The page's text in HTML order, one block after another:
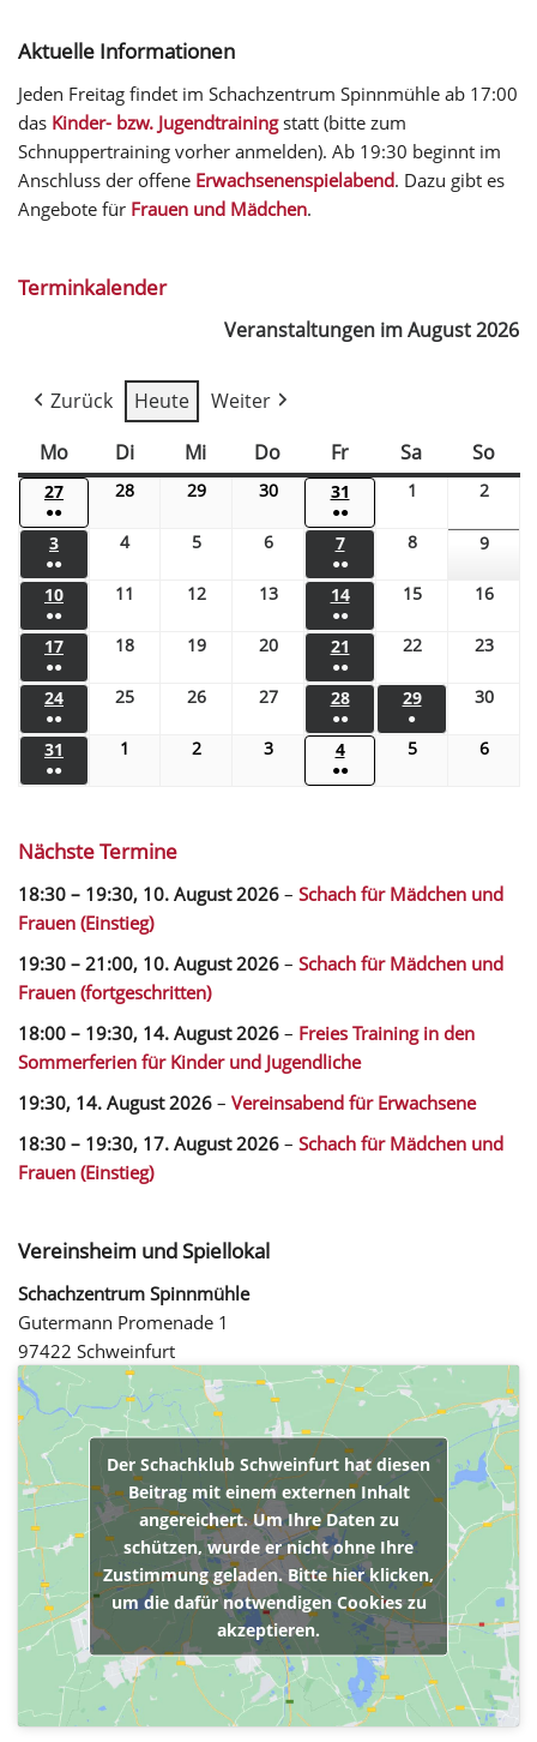
Aktuelle Informationen
Jeden Freitag findet im Schachzentrum Spinnmühle ab 17:00
das Kinder- bzw. Jugendtrainingstatt (bitte zum
Schnuppertraining vorher anmelden). Ab 19:30 beginnt im
Anschluss der offene Erwachsenenspielabend. Dazu gibt es
Angebote für Frauen und Mädchen.
Terminkalender
Veranstaltungen im August 2026
Zurück Heute
Weiter
Mo
Di Mi Do Fr Sa So
27
●●
28 29 30 31
●●
1 2
3
●●
4 5 6 7
●●
8 9
10
●●
11 12 13 14
●●
15 16
17
●●
18 19 20 21
●●
22 23
24
●●
25 26 27 28
●●
29
●
30
31
●●
1 2 3 4
●●
5 6
Nächste Termine
18:30 – 19:30, 10. August 2026 – Schach für Mädchen und
Frauen (Einstieg)
19:30 – 21:00, 10. August 2026 – Schach für Mädchen und
Frauen (fortgeschritten)
18:00 – 19:30, 14. August 2026 – Freies Training in den
Sommerferien für Kinder und Jugendliche
19:30, 14. August 2026 – Vereinsabend für Erwachsene
18:30 – 19:30, 17. August 2026 – Schach für Mädchen und
Frauen (Einstieg)
Vereinsheim und Spiellokal
Schachzentrum Spinnmühle
Gutermann Promenade 1
97422 Schweinfurt
Der Schachklub Schweinfurt hat diesen
Beitrag mit einem externen Inhalt
angereichert. Um Ihre Daten zu
schützen, wurde er nicht ohne Ihre
Zustimmung geladen. Bitte hier klicken,
um die dafür notwendigen Cookies zu
akzeptieren.